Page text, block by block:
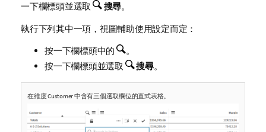
一下欄標頭並選取
搜尋。
執行下列其中一項，視圖輔助使用設定而定：
按一下欄標頭中的
。
按一下欄標頭並選取
搜尋。
在維度Customer中含有三個選取欄位的直式表格。